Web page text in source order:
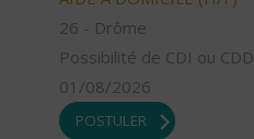
26 - Drôme
Possibilité de CDI ou CDD
01/08/2026
POSTULER